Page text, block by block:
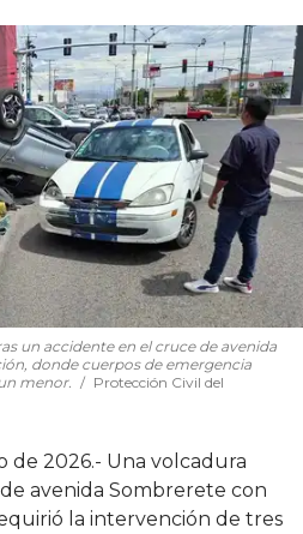
un accidente en el cruce de avenida
donde cuerpos de emergencia
menor.
Protección Civil del
de 2026.- Una volcadura
avenida Sombrerete con
la intervención de tres